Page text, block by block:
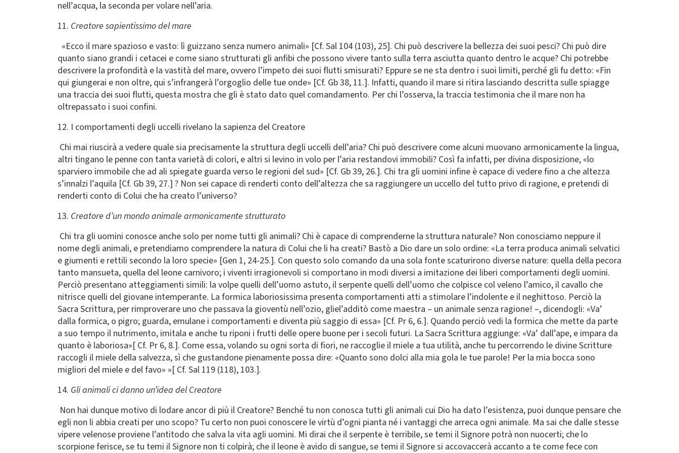
nell’acqua, la seconda per volare nell’aria.
11. Creatore sapientissimo del mare
«Ecco il mare spazioso e vasto: lì guizzano senza numero animali» [Cf. Sal 104 (103), 25]. Chi può descrivere la bellezza dei suoi pesci? Chi può dire
quanto siano grandi i cetacei e come siano strutturati gli anfibi che possono vivere tanto sulla terra asciutta quanto dentro le acque? Chi potrebbe
descrivere la profondità e la vastità del mare, ovvero l’impeto dei suoi flutti smisurati? Eppure se ne sta dentro i suoi limiti, perché gli fu detto: «Fin
qui giungerai e non oltre, qui s’infrangerà l’orgoglio delle tue onde» [Cf. Gb 38, 11.]. Infatti, quando il mare si ritira lasciando descritta sulle spiagge
una traccia dei suoi flutti, questa mostra che gli è stato dato quel comandamento. Per chi l’osserva, la traccia testimonia che il mare non ha
oltrepassato i suoi confini.
12. I comportamenti degli uccelli rivelano la sapienza del Creatore
Chi mai riuscirà a vedere quale sia precisamente la struttura degli uccelli dell’aria? Chi può descrivere come alcuni muovano armonicamente la lingua,
altri tingano le penne con tanta varietà di colori, e altri si levino in volo per l’aria restandovi immobili? Così fa infatti, per divina disposizione, «lo
sparviero immobile che ad ali spiegate guarda verso le regioni del sud» [Cf. Gb 39, 26.]. Chi tra gli uomini infine è capace di vedere fino a che altezza
s’innalzi l’aquila [Cf. Gb 39, 27.] ? Non sei capace di renderti conto dell’altezza che sa raggiungere un uccello del tutto privo di ragione, e pretendi di
renderti conto di Colui che ha creato l’universo?
13. Creatore d’un mondo animale armonicamente strutturato
Chi tra gli uomini conosce anche solo per nome tutti gli animali? Chi è capace di comprenderne la struttura naturale? Non conosciamo neppure il
nome degli animali, e pretendiamo comprendere la natura di Colui che li ha creati? Bastò a Dio dare un solo ordine: «La terra produca animali selvatici
e giumenti e rettili secondo la loro specie» [Gen 1, 24-25.]. Con questo solo comando da una sola fonte scaturirono diverse nature: quella della pecora
tanto mansueta, quella del leone carnivoro; i viventi irragionevoli si comportano in modi diversi a imitazione dei liberi comportamenti degli uomini.
Perciò presentano atteggiamenti simili: la volpe quelli dell’uomo astuto, il serpente quelli dell’uomo che colpisce col veleno l’amico, il cavallo che
nitrisce quelli del giovane intemperante. La formica laboriosissima presenta comportamenti atti a stimolare l’indolente e il neghittoso. Perciò la
Sacra Scrittura, per rimproverare uno che passava la gioventù nell’ozio, gliel’additò come maestra – un animale senza ragione! –, dicendogli: «Va’
dalla formica, o pigro; guarda, emulane i comportamenti e diventa più saggio di essa» [Cf. Pr 6, 6.]. Quando perciò vedi la formica che mette da parte
a suo tempo il nutrimento, imitala e anche tu riponi i frutti delle opere buone per i secoli futuri. La Sacra Scrittura aggiunge: «Va’ dall’ape, e impara da
quanto è laboriosa»[ Cf. Pr 6, 8.]. Come essa, volando su ogni sorta di fiori, ne raccoglie il miele a tua utilità, anche tu percorrendo le divine Scritture
raccogli il miele della salvezza, sì che gustandone pienamente possa dire: «Quanto sono dolci alla mia gola le tue parole! Per la mia bocca sono
migliori del miele e del favo» »[ Cf. Sal 119 (118), 103.].
14. Gli animali ci danno un’idea del Creatore
Non hai dunque motivo di lodare ancor di più il Creatore? Benché tu non conosca tutti gli animali cui Dio ha dato l’esistenza, puoi dunque pensare che
egli non li abbia creati per uno scopo? Tu certo non puoi conoscere le virtù d’ogni pianta né i vantaggi che arreca ogni animale. Ma sai che dalle stesse
vipere velenose proviene l’antitodo che salva la vita agli uomini. Mi dirai che il serpente è terribile, se temi il Signore potrà non nuocerti; che lo
scorpione ferisce, se tu temi il Signore non ti colpirà; che il leone è avido di sangue, se temi il Signore si accovaccerà accanto a te come fece con